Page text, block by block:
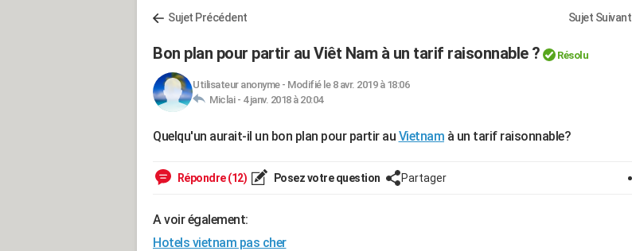
Sujet Précédent Sujet Suivant
Bon plan pour partir au Viêt Nam à un tarif raisonnable ? Résolu
Utilisateur anonyme- Modifié le 8 avr. 2019 à 18:06
Miclai - 4 janv. 2018 à 20:04
Quelqu'un aurait-il un bon plan pour partir au Vietnam à un tarif raisonnable?
Répondre (12) Posez votre question Partager
A voir également:
Hotels vietnam pas cher